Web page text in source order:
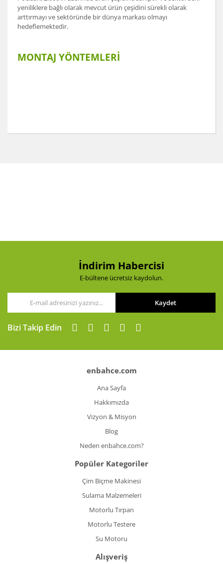
yeniliklere bağlı olarak mevcut ürün çeşidini sürekli olarak
arttırmayı ve sektöründe bir dünya markası olmayı
hedeflemektedir.
MONTAJ YÖNTEMLERİ
Ürün fiyatı diğer sitelerden daha pahalı.
Gönder
İndirim Habercisi
E-bültene ücretsiz kaydolun.
Kaydet
Bizi Takip Edin
enbahce.com
Ana Sayfa
Hakkımızda
Vizyon & Misyon
Blog
Neden enbahce.com?
Popüler Kategoriler
Çim Biçme Makinesi
Sulama Malzemeleri
Motorlu Tırpan
Motorlu Testere
Su Motoru
Alışveriş